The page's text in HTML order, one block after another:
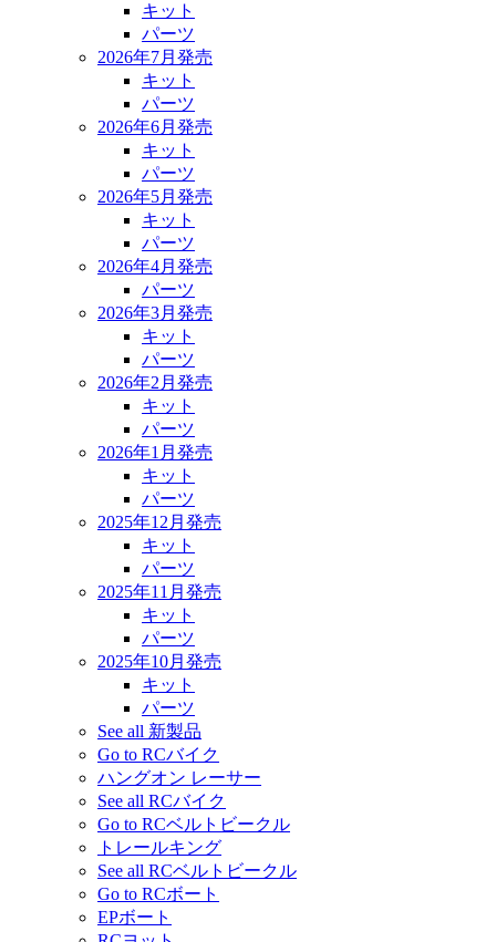
キット
パーツ
2026年7月発売
キット
パーツ
2026年6月発売
キット
パーツ
2026年5月発売
キット
パーツ
2026年4月発売
パーツ
2026年3月発売
キット
パーツ
2026年2月発売
キット
パーツ
2026年1月発売
キット
パーツ
2025年12月発売
キット
パーツ
2025年11月発売
キット
パーツ
2025年10月発売
キット
パーツ
See all 新製品
Go to RCバイク
ハングオン レーサー
See all RCバイク
Go to RCベルトビークル
トレールキング
See all RCベルトビークル
Go to RCボート
EPボート